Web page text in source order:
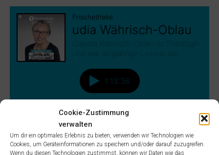
Cookie-Zustimmung
verwalten
Um dir ein optimales Erlebnis zu bieten, verwenden wir Technologien wie
Cookies, um Geräteinformationen zu speichern und/oder darauf zuzugreifen.
Wenn du diesen Technologien zustimmst, können wir Daten wie das